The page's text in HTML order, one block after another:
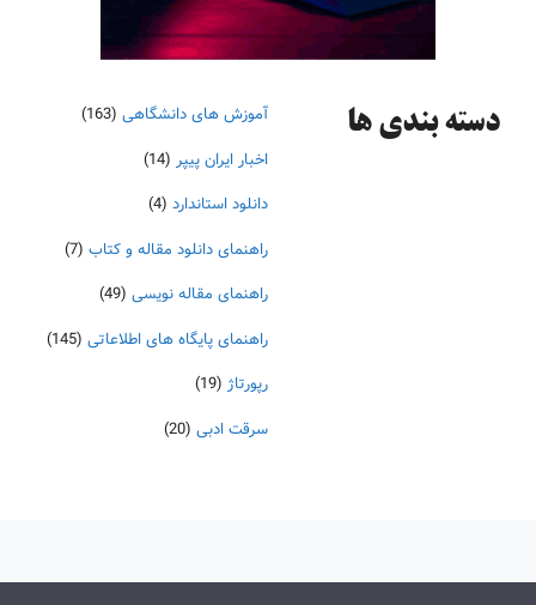
دسته‌ بندی ها آموزش های دانشگاهی (163)
اخبار ایران پیپر (14)
دانلود استاندارد (4)
راهنمای دانلود مقاله و کتاب (7)
راهنمای مقاله نویسی (49)
راهنمای پایگاه های اطلاعاتی (145)
رپورتاژ (19)
سرقت ادبی (20)